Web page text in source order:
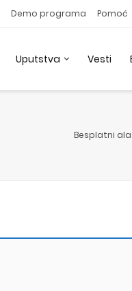
Demo programa Pomoć
Uputstva Vesti
Besplatni